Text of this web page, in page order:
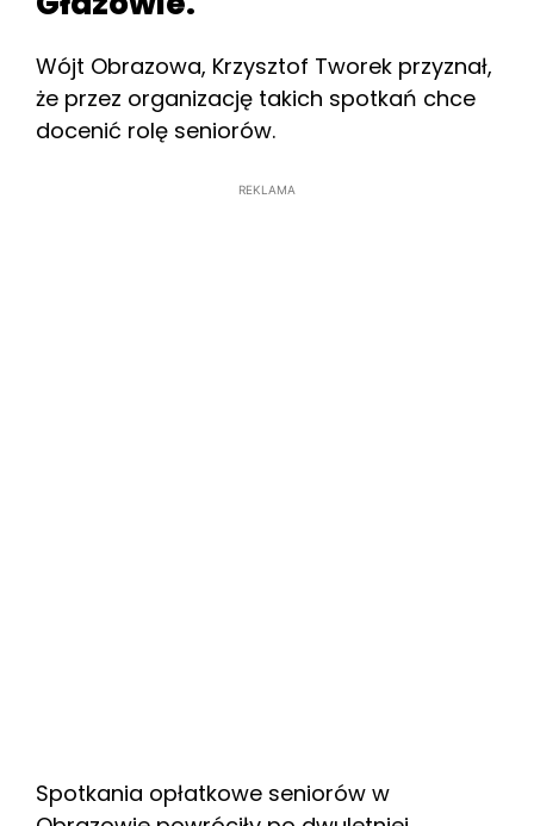
Wójt Obrazowa, Krzysztof Tworek przyznał,
że przez organizację takich spotkań chce
docenić rolę seniorów.
REKLAMA
Spotkania opłatkowe seniorów w